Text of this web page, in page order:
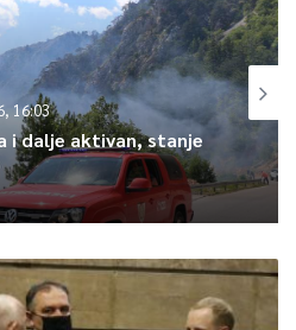
16:03
i dalje aktivan, stanje